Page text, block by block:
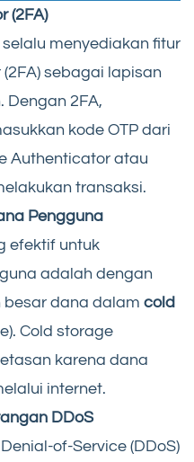
(2FA)
menyediakan fitur
sebagai lapisan
Dengan 2FA,
kode OTP dari
Authenticator atau
transaksi.
Pengguna
efektif untuk
adalah dengan
dana dalam cold
Cold storage
karena dana
internet.
DDoS
of-Service (DDoS)